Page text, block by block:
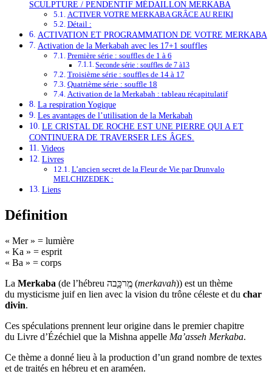
SCULPTURE / PENDENTIF MÉDAILLON MERKABA
ACTIVER VOTRE MERKABA GRÂCE AU REIKI
Détail :
ACTIVATION ET PROGRAMMATION DE VOTRE MERKABA
Activation de la Merkabah avec les 17+1 souffles
Première série : souffles de 1 à 6
Seconde série : souffles de 7 à13
Troisième série : souffles de 14 à 17
Quatrième série : souffle 18
Activation de la Merkabah : tableau récapitulatif
La respiration Yogique
Les avantages de l’utilisation de la Merkabah
LE CRISTAL DE ROCHE EST UNE PIERRE QUI A ET
CONTINUERA DE TRAVERSER LES ÂGES.
Videos
Livres
L’ancien secret de la Fleur de Vie par Drunvalo
MELCHIZEDEK :
Liens
Définition
« Mer » = lumière
« Ka » = esprit
« Ba » = corps
La Merkaba (de l’hébreu מְֶרכָָּבה (merkavah)) est un thème
du mysticisme juif en lien avec la vision du trône céleste et du char
divin.
Ces spéculations prennent leur origine dans le premier chapitre
du Livre d’Ézéchiel que la Mishna appelle Ma’asseh Merkaba.
Ce thème a donné lieu à la production d’un grand nombre de textes
et de traités en hébreu et en araméen.